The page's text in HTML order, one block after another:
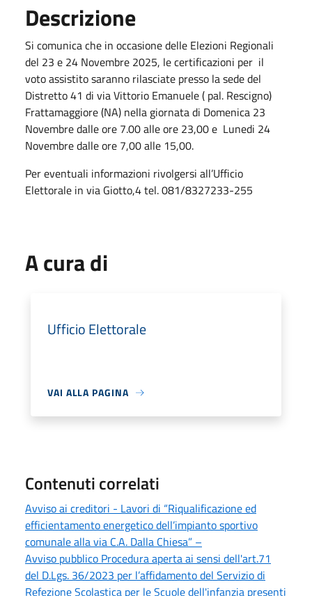
Descrizione
Si comunica che in occasione delle Elezioni Regionali
del 23 e 24 Novembre 2025, le certificazioni per il
voto assistito saranno rilasciate presso la sede del
Distretto 41 di via Vittorio Emanuele ( pal. Rescigno)
Frattamaggiore (NA) nella giornata di Domenica 23
Novembre dalle ore 7.00 alle ore 23,00 e Lunedi 24
Novembre dalle ore 7,00 alle 15,00.
Per eventuali informazioni rivolgersi all’Ufficio
Elettorale in via Giotto,4 tel. 081/8327233-255
A cura di
Ufficio Elettorale
VAI ALLA PAGINA
Contenuti correlati
Avviso ai creditori - Lavori di “Riqualificazione ed
efficientamento energetico dell’impianto sportivo
comunale alla via C.A. Dalla Chiesa” –
Avviso pubblico Procedura aperta ai sensi dell'art.71
del D.Lgs. 36/2023 per l’affidamento del Servizio di
Refezione Scolastica per le Scuole dell'infanzia presenti